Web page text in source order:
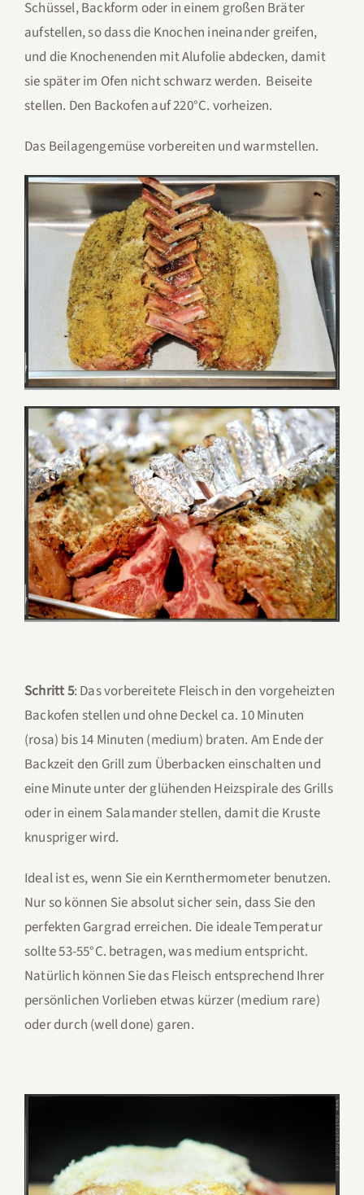
Schüssel, Backform oder in einem großen Bräter
aufstellen, so dass die Knochen ineinander greifen,
und die Knochenenden mit Alufolie abdecken, damit
sie später im Ofen nicht schwarz werden. Beiseite
stellen. Den Backofen auf 220°C. vorheizen.
Das Beilagengemüse vorbereiten und warmstellen.
Schritt 5: Das vorbereitete Fleisch in den vorgeheizten
Backofen stellen und ohne Deckel ca. 10 Minuten
(rosa) bis 14 Minuten (medium) braten. Am Ende der
Backzeit den Grill zum Überbacken einschalten und
eine Minute unter der glühenden Heizspirale des Grills
oder in einem Salamander stellen, damit die Kruste
knuspriger wird.
Ideal ist es, wenn Sie ein Kernthermometer benutzen.
Nur so können Sie absolut sicher sein, dass Sie den
perfekten Gargrad erreichen. Die ideale Temperatur
sollte 53-55°C. betragen, was medium entspricht.
Natürlich können Sie das Fleisch entsprechend Ihrer
persönlichen Vorlieben etwas kürzer (medium rare)
oder durch (well done) garen.